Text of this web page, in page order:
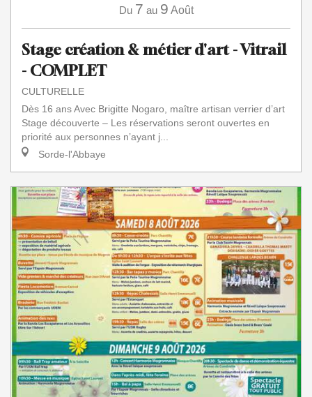
Du 7 au 9 Août
Stage création & métier d'art - Vitrail
- COMPLET
CULTURELLE
Dès 16 ans Avec Brigitte Nogaro, maître artisan verrier d’art
Stage découverte – Les réservations seront ouvertes en
priorité aux personnes n’ayant j...
Sorde-l'Abbaye